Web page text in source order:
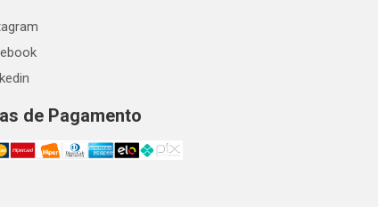
de Pagamento